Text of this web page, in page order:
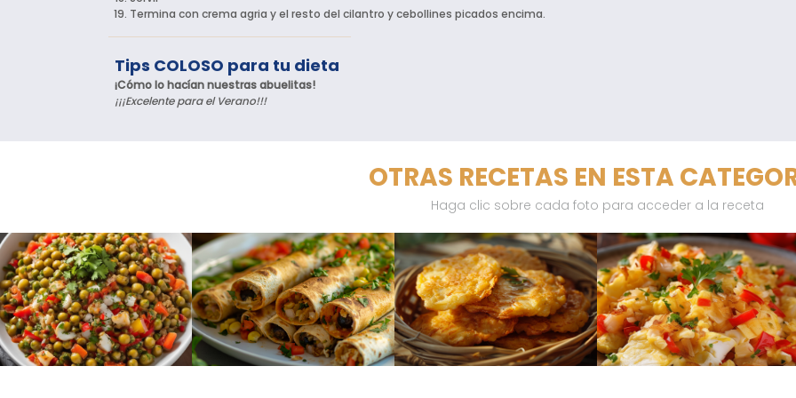
Termina con crema agria y el resto del cilantro y cebollines picados encima.
Tips COLOSO para tu dieta
¡Cómo lo hacían nuestras abuelitas!
¡¡¡Excelente para el Verano!!!
OTRAS RECETAS EN ESTA
Haga clic sobre cada foto para acceder a la receta